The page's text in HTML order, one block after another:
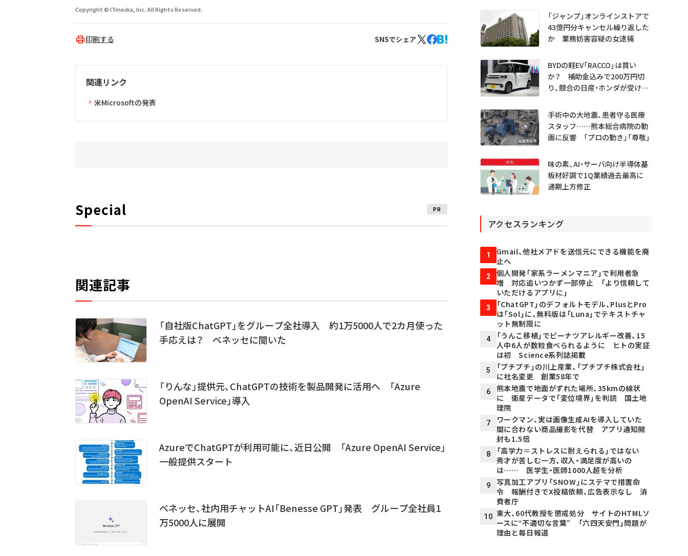
Copyright © ITmedia, Inc. All Rights Reserved.
印刷する SNSでシェア
関連リンク
米Microsoftの発表
Special PR
関連記事
「自社版ChatGPT」をグループ全社導入 約1万5000人で2カ月使った
手応えは？ ベネッセに聞いた
「りんな」提供元、ChatGPTの技術を製品開発に活用へ 「Azure
OpenAI Service」導入
AzureでChatGPTが利用可能に、近日公開 「Azure OpenAI Service」
一般提供スタート
ベネッセ、社内用チャットAI「Benesse GPT」発表 グループ全社員1
万5000人に展開
「ジャンプ」オンラインストアで
43億円分キャンセル繰り返した
か 業務妨害容疑の女逮捕
BYDの軽EV「RACCO」は買い
か？ 補助金込みで200万円切
り、競合の日産・ホンダが受ける
手術中の大地震、患者守る医療
スタッフ……熊本総合病院の動
画に反響 「プロの動き」「尊敬」
味の素、AI・サーバ向け半導体基
板材好調で1Q業績過去最高に
通期上方修正
アクセスランキング
1
Gmail、他社メアドを送信元にできる機能を廃
止へ
2
個人開発「家系ラーメンマニア」で利用者急
増 対応追いつかず一部停止 「より信頼して
いただけるアプリに」
3
「ChatGPT」のデフォルトモデル、PlusとPro
は「Sol」に、無料版は「Luna」でテキストチャ
ット無制限に
4
「うんこ移植」でピーナツアレルギー改善、15
人中6人が数粒食べられるように ヒトの実証
は初 Science系列誌掲載
5
「プチプチ」の川上産業、「プチプチ株式会社」
に社名変更 創業58年で
6
熊本地震で地面がずれた場所、35kmの線状
に 衛星データで「変位境界」を判読 国土地
理院
7
ワークマン、実は画像生成AIを導入していた
間に合わない商品撮影を代替 アプリ通知開
封も1.5倍
8
「高学力＝ストレスに耐えられる」ではない
秀才が苦しむ一方、収入・満足度が高いの
は…… 医学生・医師1000人超を分析
9
写真加工アプリ「SNOW」にステマで措置命
令 報酬付きでX投稿依頼、広告表示なし 消
費者庁
10 東大、60代教授を懲戒処分 サイトのHTMLソ
ースに“不適切な言葉” 「六四天安門」問題が
理由と毎日報道